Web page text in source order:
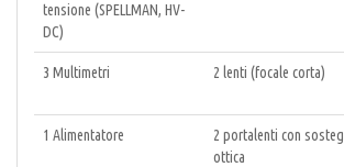
tensione (SPELLMAN, HV-
DC)
3 Multimetri 2 lenti (focale corta)
1 Alimentatore
2 portalenti con
ottica